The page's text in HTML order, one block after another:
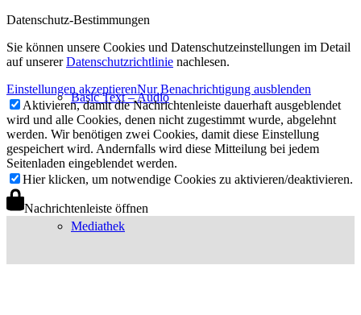
Basic Text – Audio
Mediathek
Datenschutz-Bestimmungen
Sie können unsere Cookies und Datenschutzeinstellungen im Detail
auf unsererDatenschutzrichtlinie nachlesen.
Einstellungen akzeptierenNur Benachrichtigung ausblenden
Aktivieren, damit die Nachrichtenleiste dauerhaft ausgeblendet
wird und alle Cookies, denen nicht zugestimmt wurde, abgelehnt
werden. Wir benötigen zwei Cookies, damit diese Einstellung
gespeichert wird. Andernfalls wird diese Mitteilung bei jedem
Seitenladen eingeblendet werden.
Hier klicken, um notwendige Cookies zu aktivieren/deaktivieren.
Nachrichtenleiste öffnen